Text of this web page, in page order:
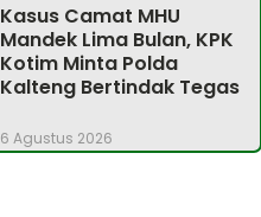
Kasus Camat MHU
Mandek Lima Bulan, KPK
Kotim Minta Polda
Kalteng Bertindak Tegas
6 Agustus 2026